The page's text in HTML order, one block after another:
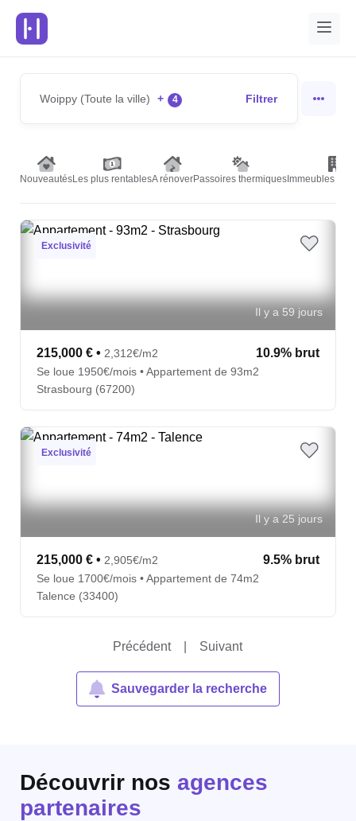
Woippy (Toute la ville) + 4 Filtrer
NouveautésLes plus rentablesA rénoverPassoires thermiques Immeubles de
Exclusivité
Il y a 59 jours
215,000 € • 2,312€/m2 10.9% brut
Se loue 1950€/mois • Appartement de 93m2
Strasbourg (67200)
Exclusivité
Il y a 25 jours
215,000 € • 2,905€/m2 9.5% brut
Se loue 1700€/mois • Appartement de 74m2
Talence (33400)
Précédent Suivant
Sauvegarder la recherche
Découvrir nos agences
partenaires